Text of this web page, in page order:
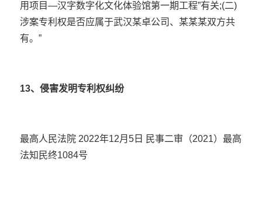
用项目—汉字数字化文化体验馆第一期工程”有关;(二)
涉案专利权是否应属于武汉某卓公司、某某某双方共
有。”
13、侵害发明专利权纠纷
最高人民法院 2022年12月5日 民事二审（2021）最高
法知民终1084号